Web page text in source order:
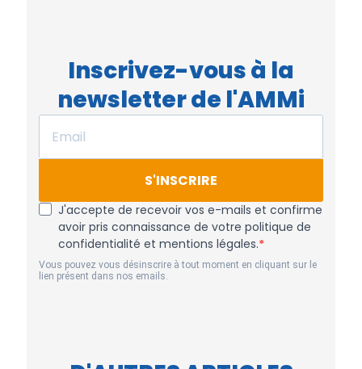
Inscrivez-vous à la
newsletter de l'AMMi
S'INSCRIRE
J'accepte de recevoir vos e-mails et confirme
avoir pris connaissance de votre politique de
confidentialité et mentions légales.
Vous pouvez vous désinscrire à tout moment en cliquant sur le
lien présent dans nos emails.